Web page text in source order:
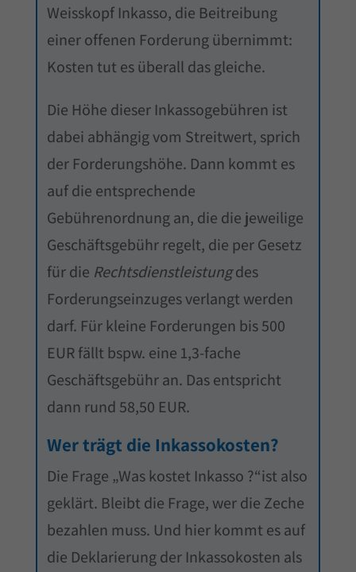
Weisskopf Inkasso, die Beitreibung
einer offenen Forderung übernimmt:
Kosten tut es überall das gleiche.
Die Höhe dieser Inkassogebühren ist
dabei abhängig vom Streitwert, sprich
der Forderungshöhe. Dann kommt es
auf die entsprechende
Gebührenordnung an, die die jeweilige
Geschäftsgebühr regelt, die per Gesetz
für die Rechtsdienstleistungdes
Forderungseinzuges verlangt werden
darf. Für kleine Forderungen bis 500
EUR fällt bspw. eine 1,3-fache
Geschäftsgebühr an. Das entspricht
dann rund 58,50 EUR.
Wer trägt die Inkassokosten?
Die Frage „Was kostet Inkasso ?“ist also
geklärt. Bleibt die Frage, wer die Zeche
bezahlen muss. Und hier kommt es auf
die Deklarierung der Inkassokosten als